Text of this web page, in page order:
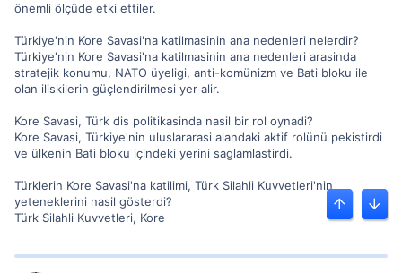
önemli ölçüde etki ettiler.
Türkiye'nin Kore Savasi'na katilmasinin ana nedenleri nelerdir?
Türkiye'nin Kore Savasi'na katilmasinin ana nedenleri arasinda
stratejik konumu, NATO üyeligi, anti-komünizm ve Bati bloku ile
olan iliskilerin güçlendirilmesi yer alir.
Kore Savasi, Türk dis politikasinda nasil bir rol oynadi?
Kore Savasi, Türkiye'nin uluslararasi alandaki aktif rolünü pekistirdi
ve ülkenin Bati bloku içindeki yerini saglamlastirdi.
Türklerin Kore Savasi'na katilimi, Türk Silahli Kuvvetleri'nin
yeteneklerini nasil gösterdi?
Türk Silahli Kuvvetleri, Kore
Üst Alt